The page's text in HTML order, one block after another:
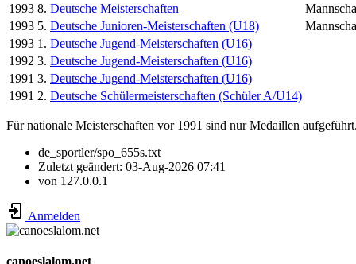
1993 8. Deutsche Meisterschaften
1993 5. Deutsche Junioren-Meisterschaften (U18)
1993 1. Deutsche Jugend-Meisterschaften (U16)
1992 3. Deutsche Jugend-Meisterschaften (U16)
1991 3. Deutsche Jugend-Meisterschaften (U16)
1991 2. Deutsche Schülermeisterschaften (Schüler A/U14)
Für nationale Meisterschaften vor 1991 sind nur Medaillen aufgeführt.
de_sportler/spo_655s.txt
Zuletzt geändert: 03-Aug-2026 07:41
von 127.0.0.1
Anmelden